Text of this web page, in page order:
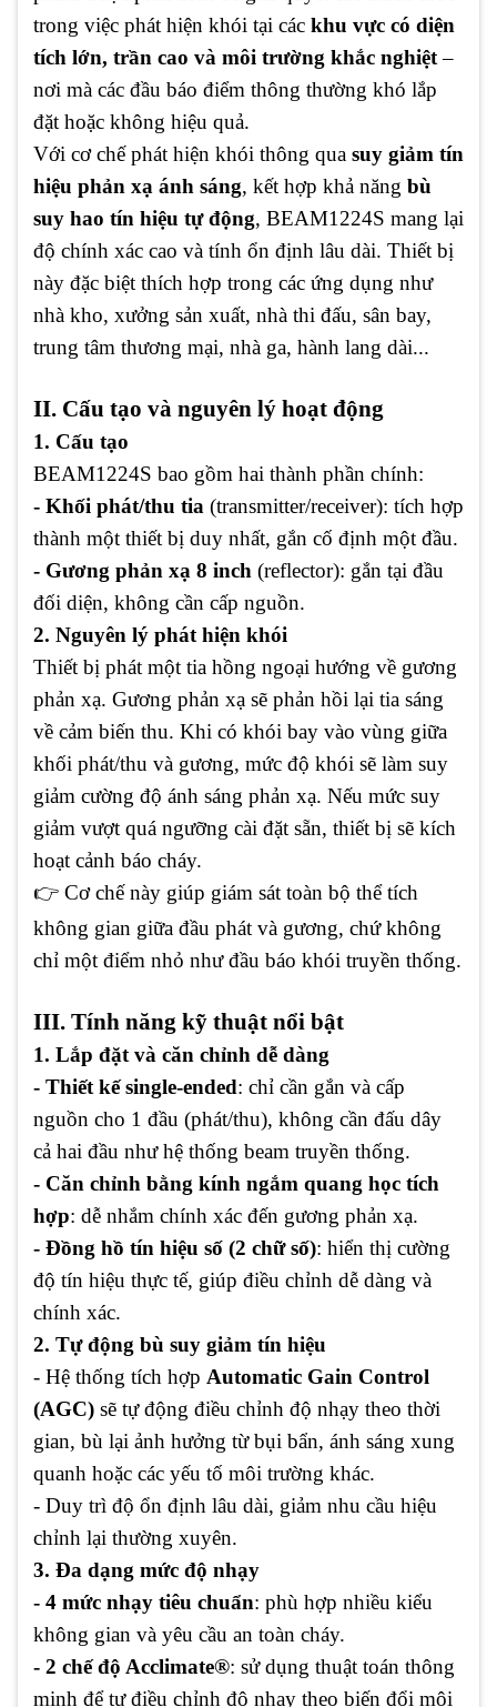
trong việc phát hiện khói tại các khu vực có diện
tích lớn, trần cao và môi trường khắc nghiệt–
nơi mà các đầu báo điểm thông thường khó lắp
đặt hoặc không hiệu quả.
Với cơ chế phát hiện khói thông qua suy giảm tín
hiệu phản xạ ánh sáng, kết hợp khả năng bù
suy hao tín hiệu tự động, BEAM1224S mang lại
độ chính xác cao và tính ổn định lâu dài. Thiết bị
này đặc biệt thích hợp trong các ứng dụng như
nhà kho, xưởng sản xuất, nhà thi đấu, sân bay,
trung tâm thương mại, nhà ga, hành lang dài...
II. Cấu tạo và nguyên lý hoạt động
1. Cấu tạo
BEAM1224S bao gồm hai thành phần chính:
- Khối phát/thu tia (transmitter/receiver): tích hợp
thành một thiết bị duy nhất, gắn cố định một đầu.
- Gương phản xạ 8 inch (reflector): gắn tại đầu
đối diện, không cần cấp nguồn.
2. Nguyên lý phát hiện khói
Thiết bị phát một tia hồng ngoại hướng về gương
phản xạ. Gương phản xạ sẽ phản hồi lại tia sáng
về cảm biến thu. Khi có khói bay vào vùng giữa
khối phát/thu và gương, mức độ khói sẽ làm suy
giảm cường độ ánh sáng phản xạ. Nếu mức suy
giảm vượt quá ngưỡng cài đặt sẵn, thiết bị sẽ kích
hoạt cảnh báo cháy.
👉 Cơ chế này giúp giám sát toàn bộ thể tích
không gian giữa đầu phát và gương, chứ không
chỉ một điểm nhỏ như đầu báo khói truyền thống.
III. Tính năng kỹ thuật nổi bật
1. Lắp đặt và căn chỉnh dễ dàng
- Thiết kế single-ended: chỉ cần gắn và cấp
nguồn cho 1 đầu (phát/thu), không cần đấu dây
cả hai đầu như hệ thống beam truyền thống.
- Căn chỉnh bằng kính ngắm quang học tích
hợp: dễ nhắm chính xác đến gương phản xạ.
- Đồng hồ tín hiệu số (2 chữ số): hiển thị cường
độ tín hiệu thực tế, giúp điều chỉnh dễ dàng và
chính xác.
2. Tự động bù suy giảm tín hiệu
- Hệ thống tích hợp Automatic Gain Control
(AGC) sẽ tự động điều chỉnh độ nhạy theo thời
gian, bù lại ảnh hưởng từ bụi bẩn, ánh sáng xung
quanh hoặc các yếu tố môi trường khác.
- Duy trì độ ổn định lâu dài, giảm nhu cầu hiệu
chỉnh lại thường xuyên.
3. Đa dạng mức độ nhạy
- 4 mức nhạy tiêu chuẩn: phù hợp nhiều kiểu
không gian và yêu cầu an toàn cháy.
- 2 chế độ Acclimate®: sử dụng thuật toán thông
minh để tự điều chỉnh độ nhạy theo biến đổi môi